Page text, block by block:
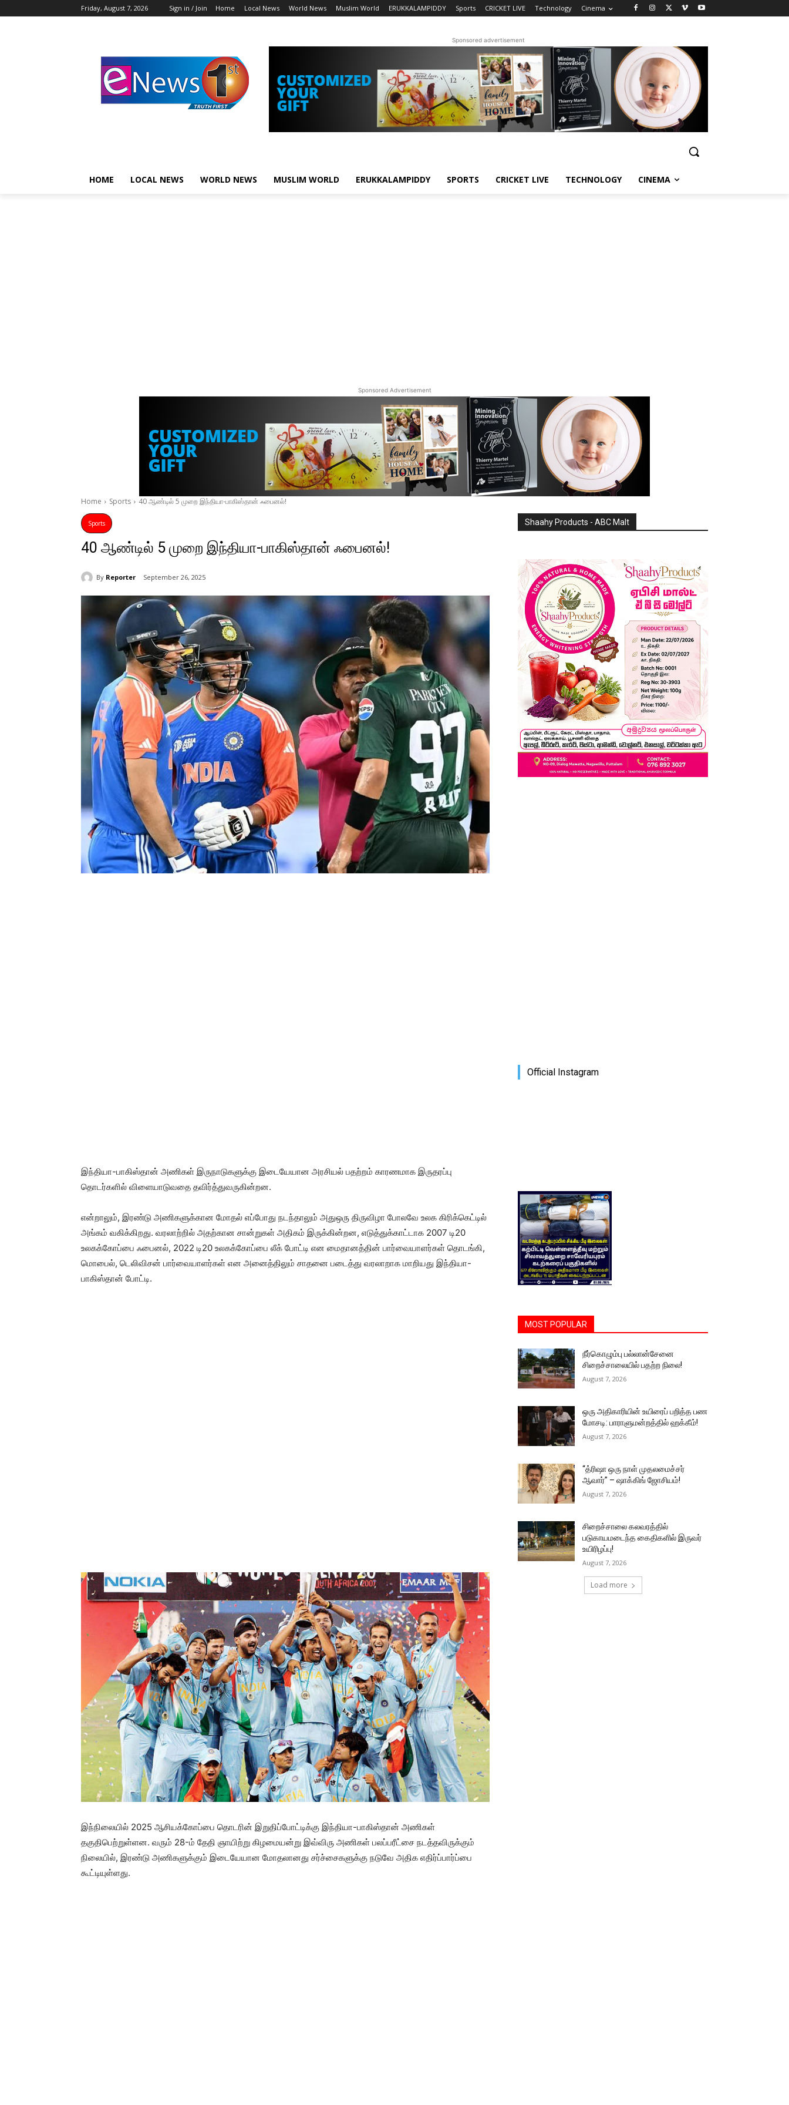
Friday, August 7, 2026 Sign in / Join Home Local News World News Muslim World ERUKKALAMPIDDY Sports CRICKET LIVE Technology Cinema
Sponsored advertisement
HOME LOCAL NEWS WORLD NEWS MUSLIM WORLD ERUKKALAMPIDDY SPORTS CRICKET LIVE TECHNOLOGY CINEMA
Sponsored Advertisement
Home Sports 40 ஆண்டில் 5 முறை இந்தியா-பாகிஸ்தான் ஃபைனல்!
Sports
40 ஆண்டில் 5 முறை இந்தியா-பாகிஸ்தான் ஃபைனல்!
By Reporter September 26, 2025
இந்தியா-பாகிஸ்தான் அணிகள் இருநாடுகளுக்கு இடையேயான அரசியல் பதற்றம் காரணமாக இருதரப்பு
தொடர்களில் விளையாடுவதை தவிர்த்துவருகின்றன.
என்றாலும், இரண்டு அணிகளுக்கான மோதல் எப்போது நடந்தாலும் அதுஒரு திருவிழா போலவே உலக கிரிக்கெட்டில்
அங்கம் வகிக்கிறது. வரலாற்றில் அதற்கான சான்றுகள் அதிகம் இருக்கின்றன, எடுத்துக்காட்டாக 2007 டி20
உலகக்கோப்பை ஃபைனல், 2022 டி20 உலகக்கோப்பை லீக் போட்டி என மைதானத்தின் பார்வையாளர்கள் தொடங்கி,
மொபைல், டெலிவிசன் பார்வையாளர்கள் என அனைத்திலும் சாதனை படைத்து வரலாறாக மாறியது இந்தியா-
பாகிஸ்தான் போட்டி.
இந்நிலையில் 2025 ஆசியக்கோப்பை தொடரின் இறுதிப்போட்டிக்கு இந்தியா-பாகிஸ்தான் அணிகள்
தகுதிபெற்றுள்ளன. வரும் 28-ம் தேதி ஞாயிற்று கிழமையன்று இவ்விரு அணிகள் பலப்பரீட்சை நடத்தவிருக்கும்
நிலையில், இரண்டு அணிகளுக்கும் இடையேயான மோதலானது சர்ச்சைகளுக்கு நடுவே அதிக எதிர்ப்பார்ப்பை
கூட்டியுள்ளது.
Shaahy Products - ABC Malt
Official Instagram
MOST POPULAR
நீர்கொழும்பு பல்லான்சேனை
சிறைச்சாலையில் பதற்ற நிலை!
August 7, 2026
ஒரு அதிகாரியின் உயிரைப் பறித்த பண
மோசடி: பாராளுமன்றத்தில் ஹக்கீம்!
August 7, 2026
“த்ரிஷா ஒரு நாள் முதலமைச்சர்
ஆவார்” – ஷாக்கிங் ஜோசியம்!
August 7, 2026
சிறைச்சாலை கலவரத்தில்
படுகாயமடைந்த கைதிகளில் இருவர்
உயிரிழப்பு!
August 7, 2026
Load more